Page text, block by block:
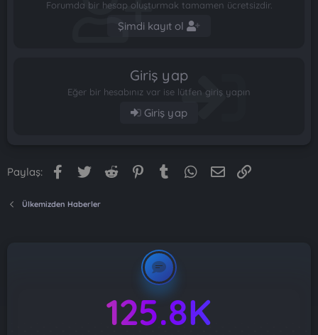
Forumda bir hesap oluşturmak tamamen ücretsizdir.
Şimdi kayıt ol
Giriş yap
Eğer bir hesabınız var ise lütfen giriş yapın
Giriş yap
Paylaş: Facebook
Twitter Reddit PinterestTumblr WhatsApp
E-posta
Ülkemizden Haberler
125.8K